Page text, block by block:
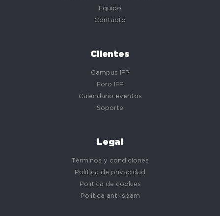
Equipo
Contacto
Clientes
Campus IFP
Foro IFP
Calendario eventos
Soporte
Legal
Términos y condiciones
Política de privacidad
Política de cookies
Política anti-spam